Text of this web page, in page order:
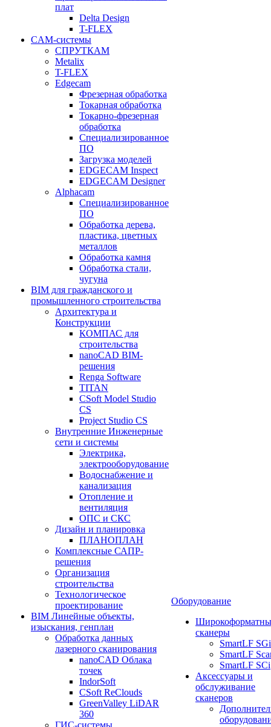
плат
Delta Design
T-FLEX
CAM-системы
СПРУТКAM
Metalix
T-FLEX
Edgecam
Фрезерная обработка
Токарная обработка
Токарно-фрезерная
обработка
Специализированное
ПО
Загрузка моделей
EDGECAM Inspect
EDGECAM Designer
Alphacam
Специализированное
ПО
Обработка дерева,
пластика, цветных
металлов
Обработка камня
Обработка стали,
чугуна
BIM для гражданского и
промышленного строительства
Архитектура и
Конструкции
КОМПАС для
строительства
nanoCAD BIM-
решения
Renga Software
TITAN
CSoft Model Studio
CS
Project Studio CS
Внутренние Инженерные
сети и системы
Электрика,
электрооборудование
Водоснабжение и
канализация
Отопление и
вентиляция
ОПС и СКС
Дизайн и планировка
ПЛАНОПЛАН
Комплексные САПР-
решения
Организация
строительства
Технологическое
проектирование
BIM Линейные объекты,
изыскания, генплан
Обработка данных
лазерного сканирования
nanoCAD Облака
точек
IndorSoft
CSoft ReClouds
GreenValley LiDAR
360
ГИС-системы
Оборудование
сканеры
SmartLF SGi
SmartLF
SmartLF SCi
Аксессуары и
обслуживание
сканеров